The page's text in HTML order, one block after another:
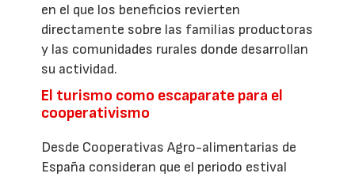
en el que los beneficios revierten
directamente sobre las familias productoras
y las comunidades rurales donde desarrollan
su actividad.
El turismo como escaparate para el
cooperativismo
Desde Cooperativas Agro-alimentarias de
España consideran que el periodo estival